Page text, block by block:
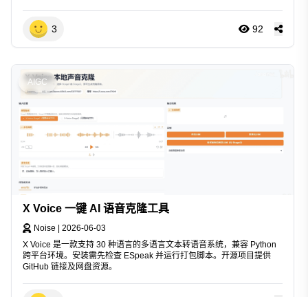
3 92
AIGC
X Voice 一键 AI 语音克隆工具
Noise | 2026-06-03
X Voice 是一款支持 30 种语言的多语言文本转语音系统，兼容 Python
跨平台环境。安装需先检查 ESpeak 并运行打包脚本。开源项目提供
GitHub 链接及网盘资源。